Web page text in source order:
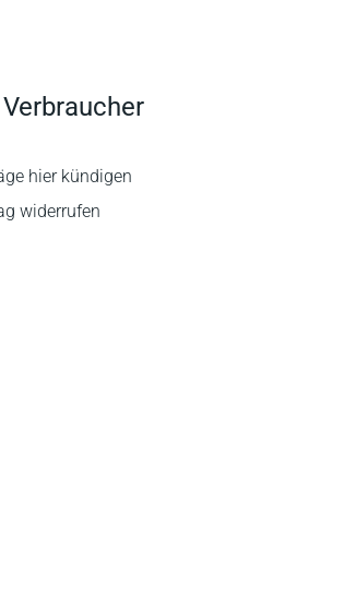
Verbraucher
hier kündigen
widerrufen